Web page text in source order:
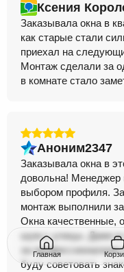
Главная
Ксения
Заказывала окна в
как старые стали
приехал на
Монтаж сделали за
в комнате стало
Аноним2347
Заказывала окна в
довольна! Менеджер
выбором профиля.
монтаж выполнили
Окна качественные,
шум с улицы. Даже в
за профессионализм
буду советовать